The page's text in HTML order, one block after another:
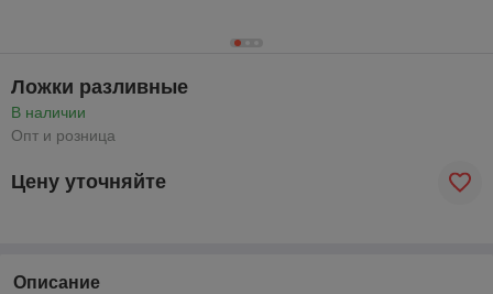
Ложки разливные
В наличии
Опт и розница
Цену уточняйте
Описание